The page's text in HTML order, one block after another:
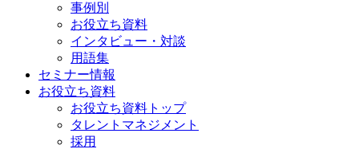
事例別
お役立ち資料
インタビュー・対談
用語集
セミナー情報
お役立ち資料
お役立ち資料トップ
タレントマネジメント
採用